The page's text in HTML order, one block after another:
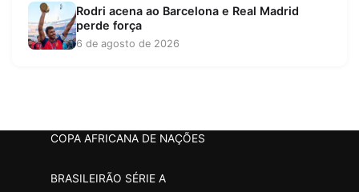
Rodri acena ao Barcelona e Real Madrid
perde força
6 de agosto de 2026
COPA AFRICANA DE NAÇÕES
BRASILEIRÃO SÉRIE A